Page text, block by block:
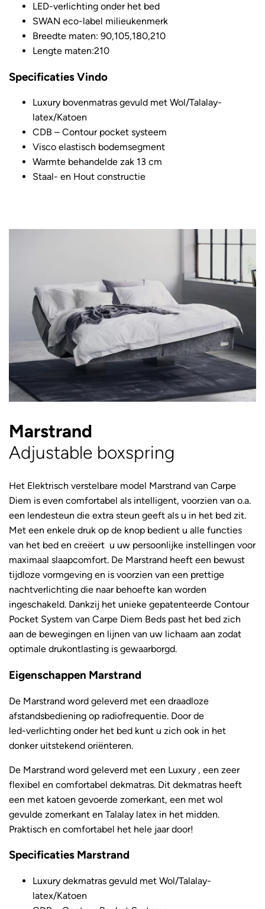
LED-verlichting onder het bed
SWAN eco-label milieukenmerk
Breedte maten: 90,105,180,210
Lengte maten:210
Specificaties Vindo
Luxury bovenmatras gevuld met Wol/Talalay-
latex/Katoen
CDB – Contour pocket systeem
Visco elastisch bodemsegment
Warmte behandelde zak 13 cm
Staal- en Hout constructie
Marstrand
Adjustable boxspring
Het Elektrisch verstelbare model Marstrand van Carpe
Diem is even comfortabel als intelligent, voorzien van o.a.
een lendesteun die extra steun geeft als u in het bed zit.
Met een enkele druk op de knop bedient u alle functies
van het bed en creëert u uw persoonlijke instellingen voor
maximaal slaapcomfort. De Marstrand heeft een bewust
tijdloze vormgeving en is voorzien van een prettige
nachtverlichting die naar behoefte kan worden
ingeschakeld. Dankzij het unieke gepatenteerde Contour
Pocket System van Carpe Diem Beds past het bed zich
aan de bewegingen en lijnen van uw lichaam aan zodat
optimale drukontlasting is gewaarborgd.
Eigenschappen Marstrand
De Marstrand word geleverd met een draadloze
afstandsbediening op radiofrequentie. Door de
led-verlichting onder het bed kunt u zich ook in het
donker uitstekend oriënteren.
De Marstrand word geleverd met een Luxury , een zeer
flexibel en comfortabel dekmatras. Dit dekmatras heeft
een met katoen gevoerde zomerkant, een met wol
gevulde zomerkant en Talalay latex in het midden.
Praktisch en comfortabel het hele jaar door!
Specificaties Marstrand
Luxury dekmatras gevuld met Wol/Talalay-
latex/Katoen